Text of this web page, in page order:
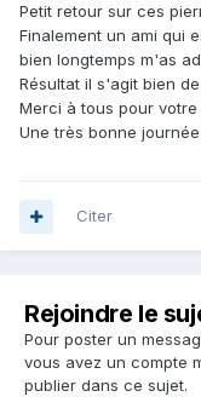
Petit retour sur ces
Finalement un ami qui
bien longtemps m'as
Résultat il s'agit bien
Merci à tous pour
Une très bonne
Citer
Rejoindre le
Pour poster un
vous avez un compte
publier dans ce sujet.